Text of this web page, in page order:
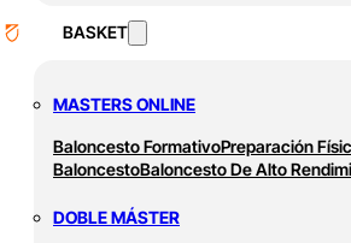
BASKET
MASTERS ONLINE
Baloncesto FormativoPreparación
BaloncestoBaloncesto De Alto
DOBLE MÁSTER